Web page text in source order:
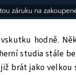
hodně.
studia stále
brát jako velkou